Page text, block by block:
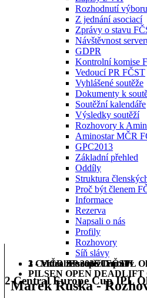
Rozhodnutí výboru
Z jednání asociací
Zprávy o stavu
Návštěvnost
GDPR
Kontrolní komise
Vedoucí PR FČST
Vyhlášené soutěže
Dokumenty k
Soutěžní kalendáře
Výsledky soutěží
Rozhovory k
Aminostar MČR
GPC2013
Základní přehled
Oddíly
Struktura
Proč být členem
Informace
Rezerva
Napsali o nás
Profily
Rozhovory
Síň slávy
1 - Videa ze soutěží FČST
2 Central Europe Cup IPL
3 - MČR BP 2026 Trutnov
PILSEN OPEN DEADLIFT
2 Central Europe Cup IPL
Marek Ruska -